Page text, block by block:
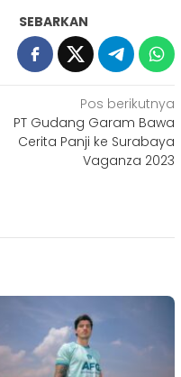
SEBARKAN
Pos berikutnya
PT Gudang Garam Bawa
Cerita Panji ke Surabaya
Vaganza 2023